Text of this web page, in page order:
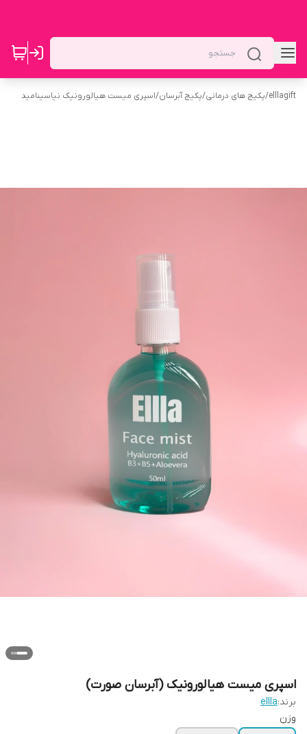
elllagift
/پکیج های درمانی/پکیج آبرسان/اسپری میست هیالورونیک نیاسینامید
اسپری میست هیالورونیک (آبرسان صورت)
برند:ellla
وزن